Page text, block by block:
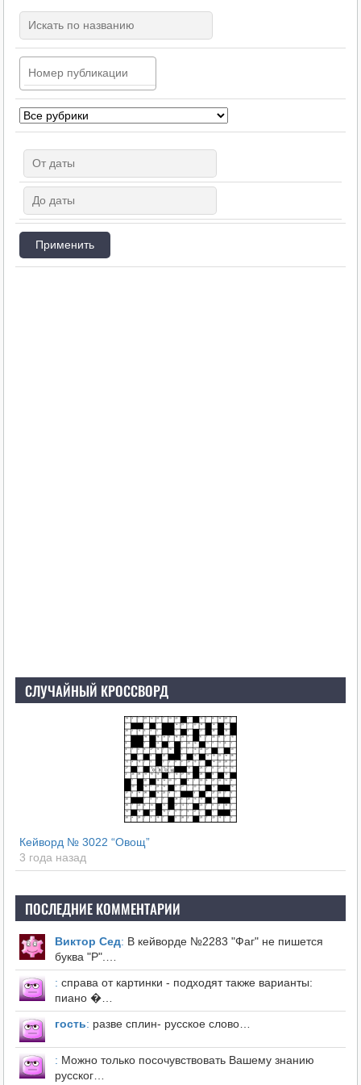
СЛУЧАЙНЫЙ КРОССВОРД
Кейворд № 3022 “Овощ”
3 года назад
ПОСЛЕДНИЕ КОММЕНТАРИИ
Виктор Сед: В кейворде №2283 "Фаг" не пишется
буква "Р".…
: справа от картинки - подходят также варианты:
пиано �…
гость: разве сплин- русское слово…
: Можно только посочувствовать Вашему знанию
русског…